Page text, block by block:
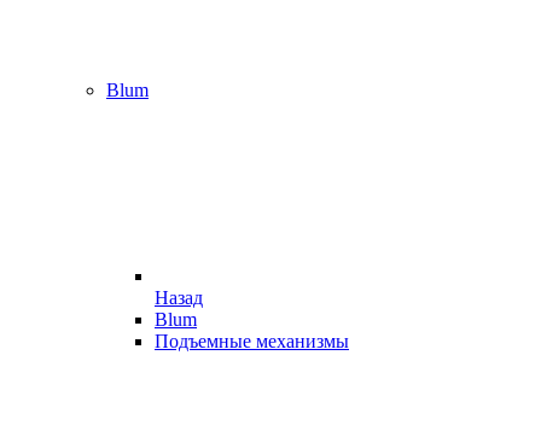
Blum
Назад
Blum
Подъемные механизмы